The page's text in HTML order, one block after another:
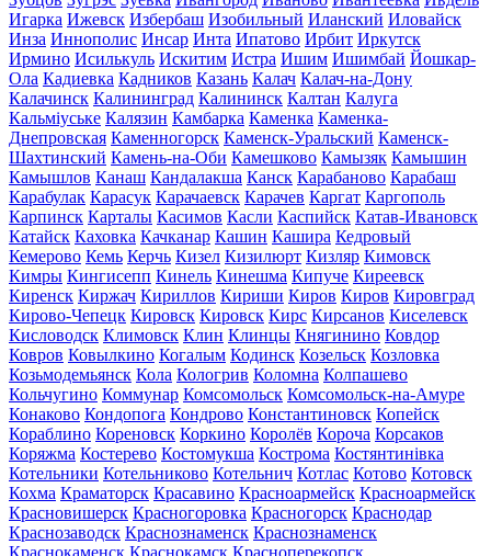
Игарка Ижевск Избербаш Изобильный Иланский Иловайск
Инза Иннополис Инсар Инта Ипатово Ирбит Иркутск
Ирмино Исилькуль Искитим Истра Ишим Ишимбай Йошкар-
Ола Кадиевка Кадников Казань Калач Калач-на-Дону
Калачинск Калининград Калининск Калтан Калуга
Кальміуське Калязин Камбарка Каменка Каменка-
Днепровская Каменногорск Каменск-Уральский Каменск-
Шахтинский Камень-на-Оби Камешково Камызяк Камышин
Камышлов Канаш Кандалакша Канск Карабаново Карабаш
Карабулак Карасук Карачаевск Карачев Каргат Каргополь
Карпинск Карталы Касимов Касли Каспийск Катав-Ивановск
Катайск Каховка Качканар Кашин Кашира Кедровый
Кемерово Кемь Керчь Кизел Кизилюрт Кизляр Кимовск
Кимры Кингисепп Кинель Кинешма Кипуче Киреевск
Киренск Киржач Кириллов Кириши Киров Киров Кировград
Кирово-Чепецк Кировск Кировск Кирс Кирсанов Киселевск
Кисловодск Климовск Клин Клинцы Княгинино Ковдор
Ковров Ковылкино Когалым Кодинск Козельск Козловка
Козьмодемьянск Кола Кологрив Коломна Колпашево
Кольчугино Коммунар Комсомольск Комсомольск-на-Амуре
Конаково Кондопога Кондрово Константиновск Копейск
Кораблино Кореновск Коркино Королёв Короча Корсаков
Коряжма Костерево Костомукша Кострома Костянтинівка
Котельники Котельниково Котельнич Котлас Котово Котовск
Кохма Краматорск Красавино Красноармейск Красноармейск
Красновишерск Красногоровка Красногорск Краснодар
Краснозаводск Краснознаменск Краснознаменск
Краснокаменск Краснокамск Красноперекопск